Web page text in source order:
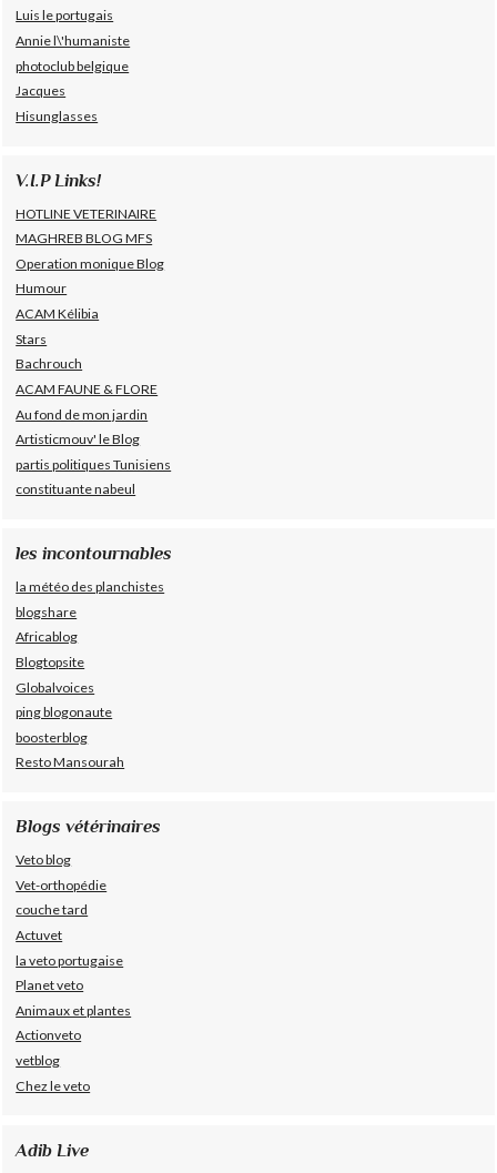
Luis le portugais
Annie l\'humaniste
photoclub belgique
Jacques
Hisunglasses
V.I.P Links!
HOTLINE VETERINAIRE
MAGHREB BLOG MFS
Operation monique Blog
Humour
ACAM Kélibia
Stars
Bachrouch
ACAM FAUNE & FLORE
Au fond de mon jardin
Artisticmouv' le Blog
partis politiques Tunisiens
constituante nabeul
les incontournables
la météo des planchistes
blogshare
Africablog
Blogtopsite
Globalvoices
ping blogonaute
boosterblog
Resto Mansourah
Blogs vétérinaires
Veto blog
Vet-orthopédie
couche tard
Actuvet
la veto portugaise
Planet veto
Animaux et plantes
Actionveto
vetblog
Chez le veto
Adib Live